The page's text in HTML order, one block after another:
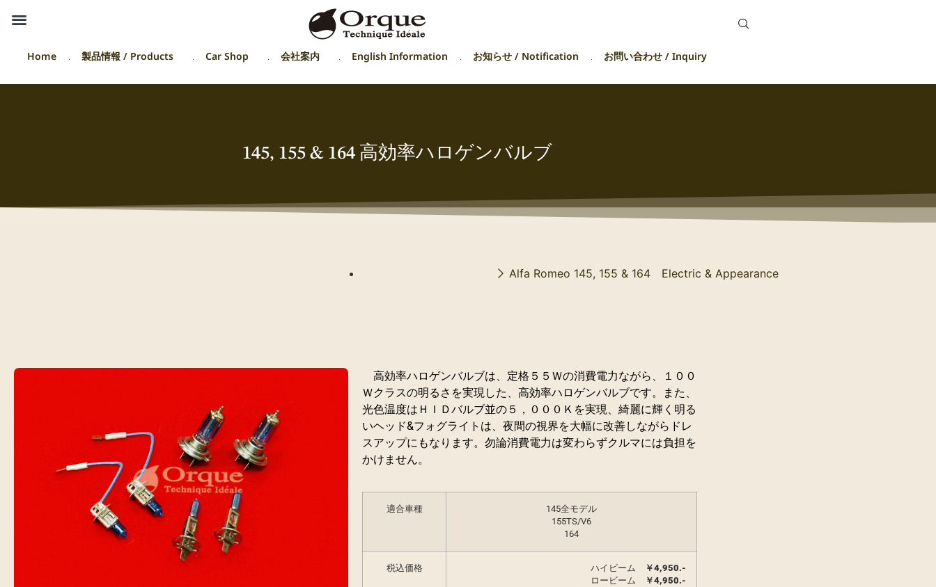
Home 製品情報 / Products Car Shop 会社案内 English Information お知らせ / Notification お問い合わせ / Inquiry
145, 155 & 164 高効率ハロゲンバルブ
Alfa Romeo 145, 155 & 164 Electric & Appearance
高効率ハロゲンバルブは、定格５５Ｗの消費電力ながら、１００
Ｗクラスの明るさを実現した、高効率ハロゲンバルブです。また、
光色温度はＨＩＤバルブ並の５，０００Ｋを実現、綺麗に輝く明る
いヘッド&フォグライトは、夜間の視界を大幅に改善しながらドレ
スアップにもなります。勿論消費電力は変わらずクルマには負担を
かけません。
適合車種
145全モデル
155TS/V6
164
税込価格 ハイビーム ￥4,950.-
ロービーム
￥4,950.-